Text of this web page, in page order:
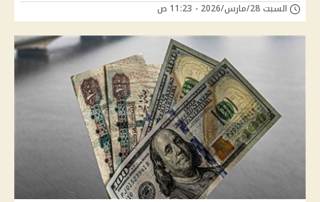
السبت 28/مارس/2026 - 11:23 ص